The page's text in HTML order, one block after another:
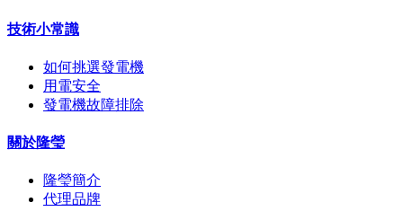
技術小常識
如何挑選發電機
用電安全
發電機故障排除
關於隆瑩
隆瑩簡介
代理品牌